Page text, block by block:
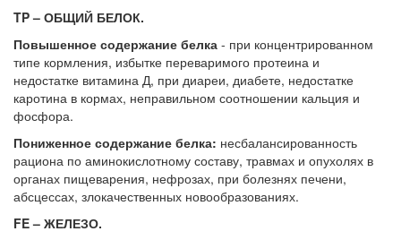
TP – ОБЩИЙ БЕЛОК.
Повышенное содержание белка - при концентрированном
типе кормления, избытке переваримого протеина и
недостатке витамина Д, при диареи, диабете, недостатке
каротина в кормах, неправильном соотношении кальция и
фосфора.
Пониженное содержание белка: несбалансированность
рациона по аминокислотному составу, травмах и опухолях в
органах пищеварения, нефрозах, при болезнях печени,
абсцессах, злокачественных новообразованиях.
FE – ЖЕЛЕЗО.